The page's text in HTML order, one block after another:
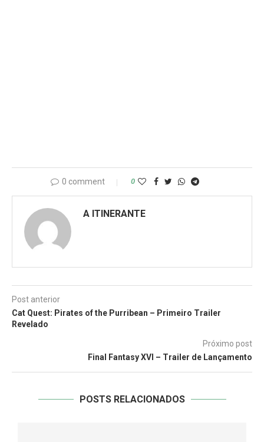
0 comment 0
A ITINERANTE
Post anterior
Cat Quest: Pirates of the Purribean – Primeiro Trailer
Revelado
Próximo post
Final Fantasy XVI – Trailer de Lançamento
POSTS RELACIONADOS